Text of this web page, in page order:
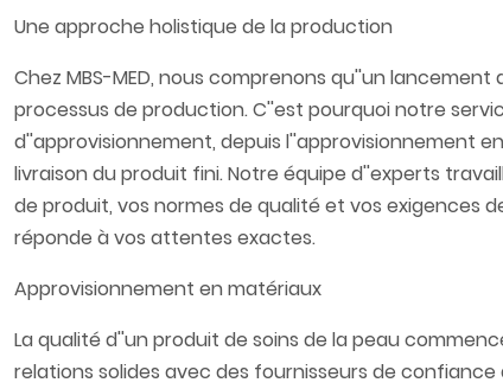
Une approche holistique de la production​
Chez MBS-MED, nous comprenons qu''un
processus de production. C''est pourquoi notre
d''approvisionnement, depuis l''approvisionnement
livraison du produit fini. Notre équipe d''experts
de produit, vos normes de qualité et vos exigences
réponde à vos attentes exactes.​
Approvisionnement en matériaux​
La qualité d''un produit de soins de la peau
relations solides avec des fournisseurs de